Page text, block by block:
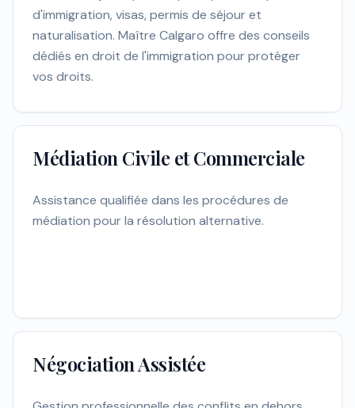
d'immigration, visas, permis de séjour et
naturalisation. Maître Calgaro offre des conseils
dédiés en droit de l'immigration pour protéger
vos droits.
Médiation Civile et Commerciale
Assistance qualifiée dans les procédures de
médiation pour la résolution alternative.
Négociation Assistée